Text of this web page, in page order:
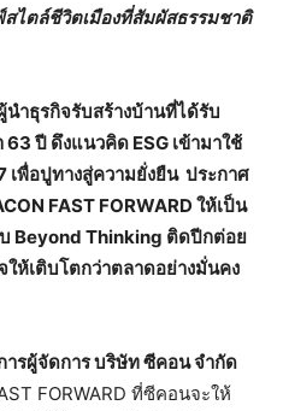
ไตล์ชีวิตเมืองที่สัมผัสธรรมชาติ
ำธุรกิจรับสร้างบ้านที่ได้รับ
63 ปี ดึงแนวคิด ESG เข้ามาใช้
เพื่อปูทางสู่ความยั่งยืน ประกาศ
FAST FORWARD ให้เป็น
Beyond Thinking ติดปีกต่อย
ให้เติบโตกว่าตลาดอย่างมั่นคง
รผู้จัดการ บริษัท ซีคอน จำกัด
FORWARD ที่ซีคอนจะให้